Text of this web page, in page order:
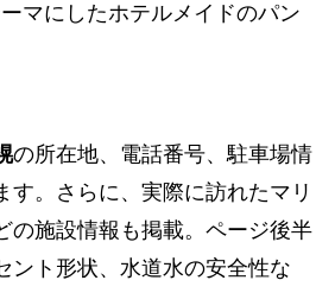
マにしたホテルメイドのパン
の所在地、電話番号、駐車場情
。さらに、実際に訪れたマリ
の施設情報も掲載。ページ後半
ント形状、水道水の安全性な